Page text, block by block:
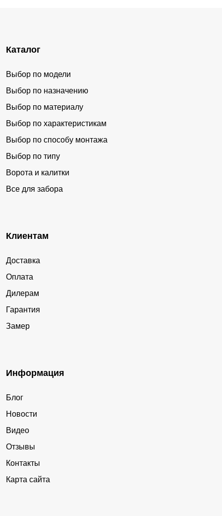
Каталог
Выбор по модели
Выбор по назначению
Выбор по материалу
Выбор по характеристикам
Выбор по способу монтажа
Выбор по типу
Ворота и калитки
Все для забора
Клиентам
Доставка
Оплата
Дилерам
Гарантия
Замер
Информация
Блог
Новости
Видео
Отзывы
Контакты
Карта сайта